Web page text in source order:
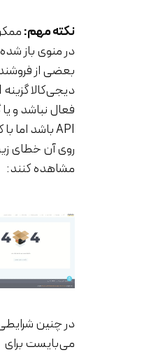
نکته مهم:ممکن است
در منوی باز شده، برای
بعضی از فروشندگان
دیجی‌کالا گزینه API
فعال نباشد و یا گزینه
API باشد اما با کلیک بر
روی آن خطای زیر را
مشاهده کنند:
در چنین شرایطی
می‌بایست برای